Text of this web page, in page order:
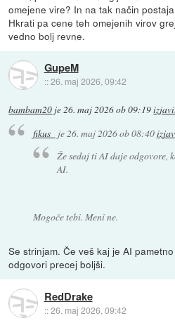
omejene vire? In na tak način
Hkrati pa cene teh omejenih virov
vedno bolj revne.
GupeM
::26. maj 2026, 09:42
bambam20 je26. maj 2026 ob 09:19
fikus_ je 26. maj 2026 ob 08:40
Že sedaj ti AI daje odgovore,
AI.
Mogoče tebi. Meni ne.
Se strinjam. Če veš kaj je AI
odgovori precej boljši.
RedDrake
::26. maj 2026, 09:42